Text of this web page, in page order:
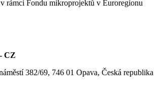
rámci Fondu mikroprojektů v Euroregionu
CZ
382/69, 746 01 Opava, Česká republika